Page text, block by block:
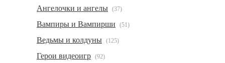
Ангелочки и ангелы (37)
Вампиры и Вампирши (51)
Ведьмы и колдуны (125)
Герои видеоигр (92)